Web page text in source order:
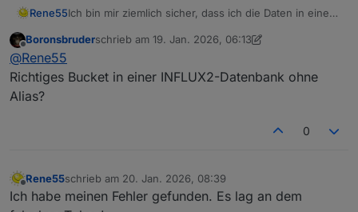
Rene55Ich bin mir ziemlich sicher, dass ich die Daten in einer
Grundlage dafür aus
stammt. Die Werte sind jedenfalls durchgängig da.
Offline
Boronsbruderschrieb am 19. Jan. 2026, 06:13
zuletzt editiert von Boronsbruder
@Rene55
Richtiges Bucket in einer INFLUX2-Datenbank ohne
Alias?
0
Offline
Rene55schrieb am 20. Jan. 2026, 08:39
zuletzt editiert von
Ich habe meinen Fehler gefunden. Es lag an dem